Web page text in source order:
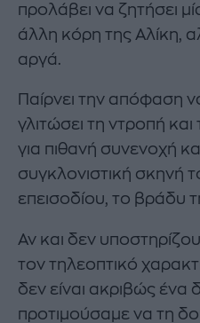
προλάβει να ζητήσει
άλλη κόρη της Αλίκη,
αργά.
Παίρνει την απόφαση
γλιτώσει τη ντροπή
για πιθανή συνενοχή
συγκλονιστική σκηνή
επεισοδίου, το βράδυ
Αν και δεν
τον τηλεοπτικό
δεν είναι ακριβώς ένα
προτιμούσαμε να τη